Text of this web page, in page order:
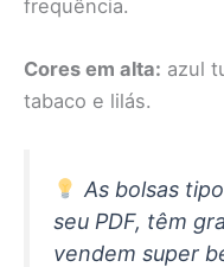
frequência.
Cores em alta: azul
tabaco e lilás.
As bolsas
seu PDF, têm
vendem super